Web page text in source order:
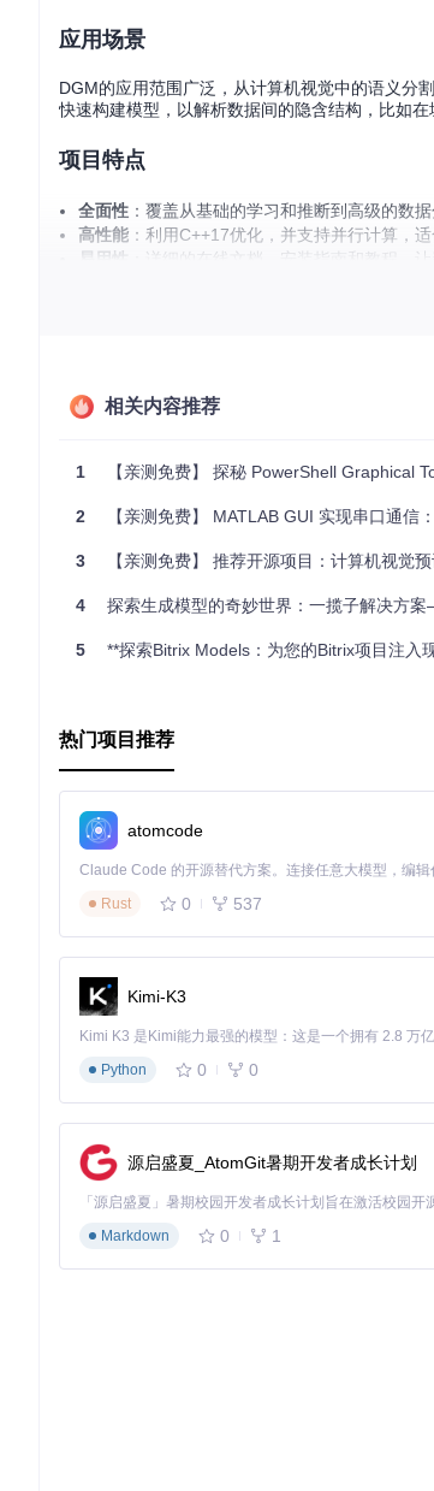
应用场景
DGM的应用范围广泛，从计算机视觉中的语义分
快速构建模型，以解析数据间的隐含结构，比如
项目特点
全面性 ：覆盖从基础的学习和推断到高级的数据
高性能 ：利用C++17优化，并支持并行计算，适
易用性
：详细的在线文档、安装指南和教程，
：遵循BSD 3-Clause许可证，无论学
对于学术研究的深入，还是工业界应用的拓展，
据背后的故事。
相关内容推荐
1 【亲测免费】 探秘 PowerShell Graphical Tools
2 【亲测免费】 MATLAB GUI 实现串口通信：制作串口
3 【亲测免费】 推荐开源项目：计算机视觉
4 探索生成模型的奇妙世界：一揽子解决方
5 **探索Bitrix Models：为您的Bitrix项目注入
热门项目推荐
atomcode
Rust
0 537
Kimi-K3
Python
0 0
源启盛夏_AtomGit暑期开发者成长计划
Markdown
0 1